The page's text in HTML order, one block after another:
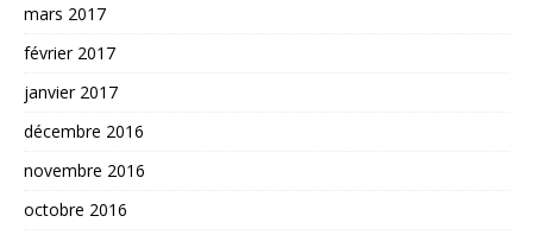
mars 2017
février 2017
janvier 2017
décembre 2016
novembre 2016
octobre 2016